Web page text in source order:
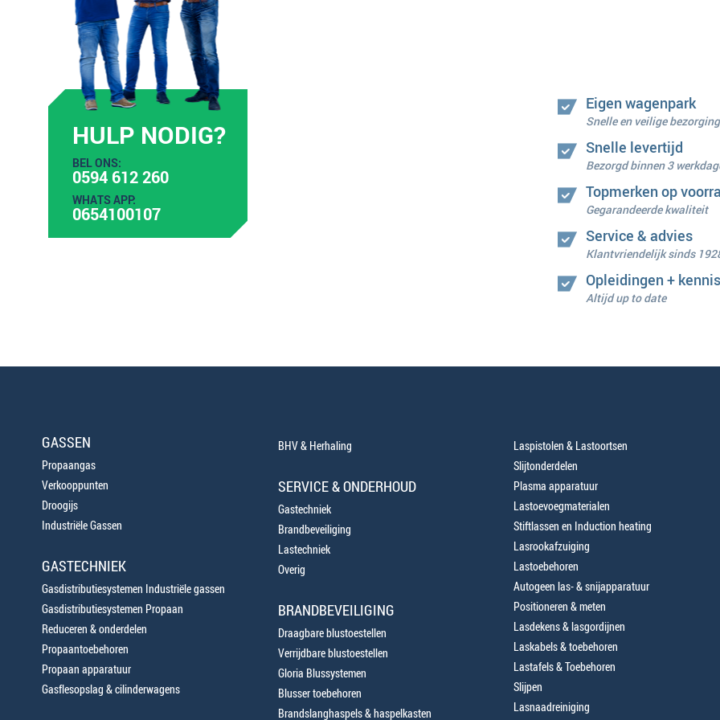
HULP NODIG?
BEL ONS:
0594 612 260
WHATS APP:
0654100107
Eigen wagenpark
Snelle en veilige bezorging
Snelle levertijd
Bezorgd binnen 3
Topmerken op
Gegarandeerde kwaliteit
Service & advies
Klantvriendelijk sinds
Opleidingen + kennis
Altijd up to date
GASSEN
Propaangas
Verkooppunten
Droogijs
Industriële Gassen
GASTECHNIEK
Gasdistributiesystemen Industriële gassen
Gasdistributiesystemen Propaan
Reduceren & onderdelen
Propaantoebehoren
Propaan apparatuur
Gasflesopslag & cilinderwagens
BHV & Herhaling
SERVICE & ONDERHOUD
Gastechniek
Brandbeveiliging
Lastechniek
Overig
BRANDBEVEILIGING
Draagbare blustoestellen
Verrijdbare blustoestellen
Gloria Blussystemen
Blusser toebehoren
Brandslanghaspels & haspelkasten
Laspistolen & Lastoortsen
Slijtonderdelen
Plasma apparatuur
Lastoevoegmaterialen
Stiftlassen en Induction heating
Lasrookafzuiging
Lastoebehoren
Autogeen las- & snijapparatuur
Positioneren & meten
Lasdekens & lasgordijnen
Laskabels & toebehoren
Lastafels & Toebehoren
Slijpen
Lasnaadreiniging